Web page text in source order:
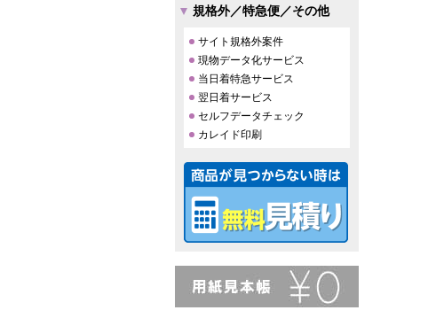
規格外／特急便／その他
サイト規格外案件
現物データ化サービス
当日着特急サービス
翌日着サービス
セルフデータチェック
カレイド印刷